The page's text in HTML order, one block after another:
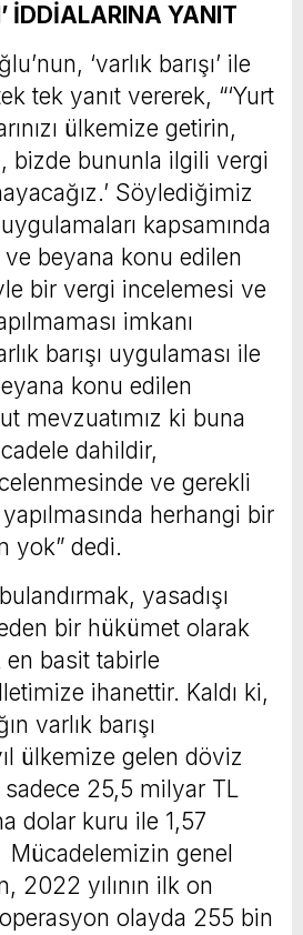
İDDİALARINA YANIT
‘varlık barışı’ ile
tek yanıt vererek, “‘Yurt
ülkemize getirin,
bizde bununla ilgili vergi
Söylediğimiz
uygulamaları kapsamında
beyana konu edilen
bir vergi incelemesi ve
imkanı
barışı uygulaması ile
konu edilen
mevzuatımız ki buna
dahildir,
ve gerekli
herhangi bir
yok” dedi.
yasadışı
bir hükümet olarak
basit tabirle
ihanettir. Kaldı ki,
varlık barışı
ülkemize gelen döviz
sadece 25,5 milyar TL
dolar kuru ile 1,57
Mücadelemizin genel
2022 yılının ilk on
olayda 255 bin